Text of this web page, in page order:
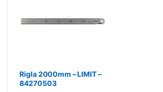
Rigla 2000mm – LIMIT –
84270503